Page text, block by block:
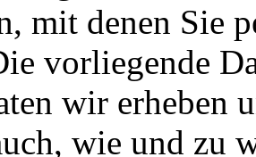
mit denen Sie
vorliegende
wir erheben
wie und zu